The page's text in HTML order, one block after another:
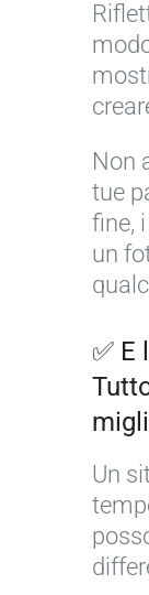
Non
tue
fine,
un
✅ E
Un